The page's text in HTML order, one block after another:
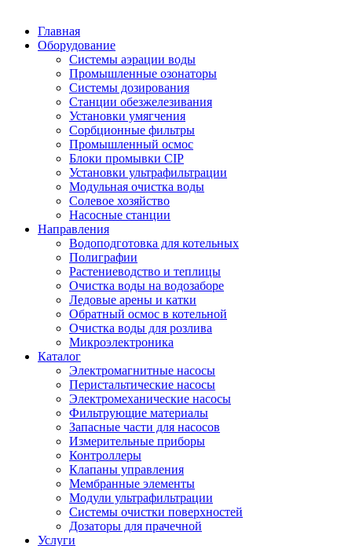
Главная
Оборудование
Системы аэрации воды
Промышленные озонаторы
Системы дозирования
Станции обезжелезивания
Установки умягчения
Сорбционные фильтры
Промышленный осмос
Блоки промывки CIP
Установки ультрафильтрации
Модульная очистка воды
Солевое хозяйство
Насосные станции
Направления
Водоподготовка для котельных
Полиграфии
Растениеводство и теплицы
Очистка воды на водозаборе
Ледовые арены и катки
Обратный осмос в котельной
Очистка воды для розлива
Микроэлектроника
Каталог
Электромагнитные насосы
Перистальтические насосы
Электромеханические насосы
Фильтрующие материалы
Запасные части для насосов
Измерительные приборы
Контроллеры
Клапаны управления
Мембранные элементы
Модули ультрафильтрации
Системы очистки поверхностей
Дозаторы для прачечной
Услуги